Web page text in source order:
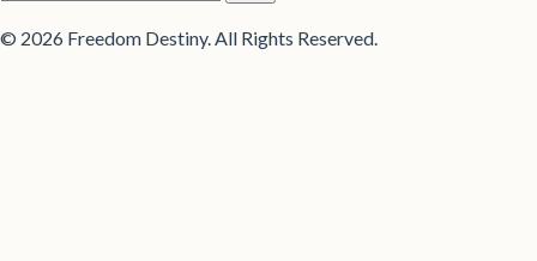
© 2026 Freedom Destiny. All Rights Reserved.